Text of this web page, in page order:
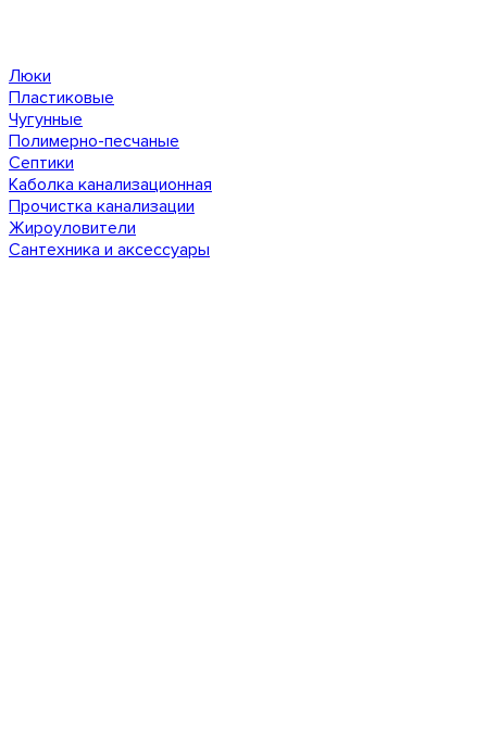
Люки
Пластиковые
Чугунные
Полимерно-песчаные
Септики
Каболка канализационная
Прочистка канализации
Жироуловители
Сантехника и аксессуары